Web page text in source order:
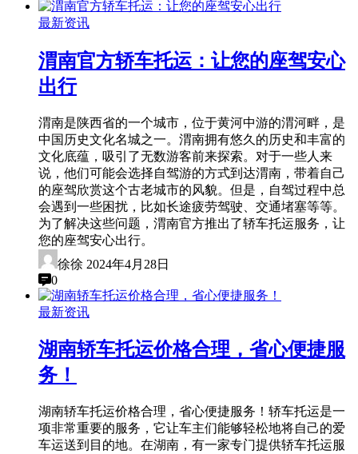
最新资讯
渭南官方轿车托运：让您的座驾安心
出行
渭南是陕西省的一个城市，位于黄河中游的渭河畔，是
中国历史文化名城之一。渭南拥有悠久的历史和丰富的
文化底蕴，吸引了无数游客前来探索。对于一些人来
说，他们可能会选择自驾游的方式到达渭南，带着自己
的座驾欣赏这个古老城市的风貌。但是，自驾过程中总
会遇到一些困扰，比如长途疲劳驾驶、交通堵塞等等。
为了解决这些问题，渭南官方推出了轿车托运服务，让
您的座驾安心出行。
徐徐 2024年4月28日
0
最新资讯
湖南轿车托运价格合理，省心便捷服
务！
湖南轿车托运价格合理，省心便捷服务！轿车托运是一
项非常重要的服务，它让车主们能够轻松地将自己的爱
车运送到目的地。在湖南，有一家专门提供轿车托运服